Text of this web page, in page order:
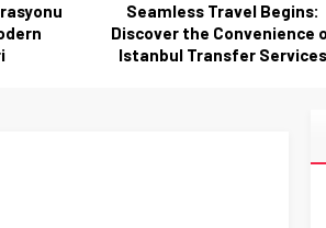
İsim
Seamless Travel Begins:
Discover the Convenience
Istanbul Transfer Services